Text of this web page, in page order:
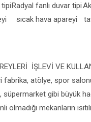
tipiRadyal fanlı duvar tipi
sıcak hava apareyi
İŞLEVİ VE
fabrika, atölye, spor
süpermarket gibi büyük
mekanların